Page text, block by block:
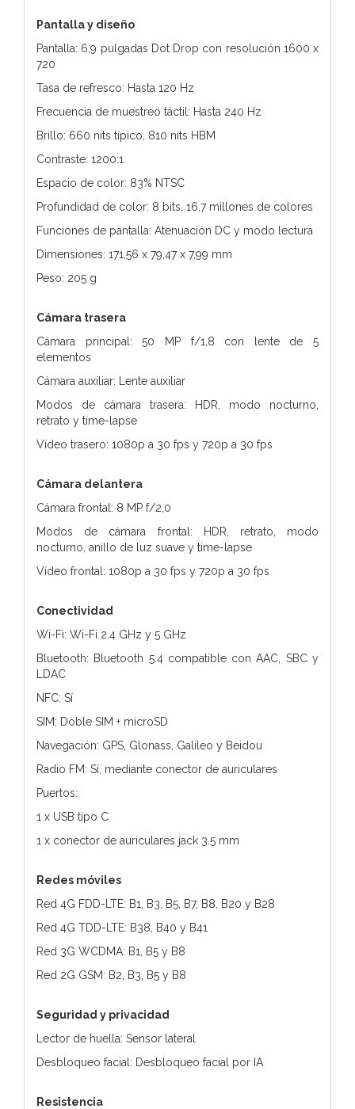
Pantalla y diseño
Pantalla: 6,9 pulgadas Dot Drop con resolución 1600 x
720
Tasa de refresco: Hasta 120 Hz
Frecuencia de muestreo táctil: Hasta 240 Hz
Brillo: 660 nits típico, 810 nits HBM
Contraste: 1200:1
Espacio de color: 83% NTSC
Profundidad de color: 8 bits, 16,7 millones de colores
Funciones de pantalla: Atenuación DC y modo lectura
Dimensiones: 171,56 x 79,47 x 7,99 mm
Peso: 205 g
Cámara trasera
Cámara principal: 50 MP f/1,8 con lente de 5
elementos
Cámara auxiliar: Lente auxiliar
Modos de cámara trasera: HDR, modo nocturno,
retrato y time-lapse
Vídeo trasero: 1080p a 30 fps y 720p a 30 fps
Cámara delantera
Cámara frontal: 8 MP f/2,0
Modos de cámara frontal: HDR, retrato, modo
nocturno, anillo de luz suave y time-lapse
Vídeo frontal: 1080p a 30 fps y 720p a 30 fps
Conectividad
Wi-Fi: Wi-Fi 2.4 GHz y 5 GHz
Bluetooth: Bluetooth 5.4 compatible con AAC, SBC y
LDAC
NFC: Sí
SIM: Doble SIM + microSD
Navegación: GPS, Glonass, Galileo y Beidou
Radio FM: Sí, mediante conector de auriculares
Puertos:
1 x USB tipo C
1 x conector de auriculares jack 3.5 mm
Redes móviles
Red 4G FDD-LTE: B1, B3, B5, B7, B8, B20 y B28
Red 4G TDD-LTE: B38, B40 y B41
Red 3G WCDMA: B1, B5 y B8
Red 2G GSM: B2, B3, B5 y B8
Seguridad y privacidad
Lector de huella: Sensor lateral
Desbloqueo facial: Desbloqueo facial por IA
Resistencia